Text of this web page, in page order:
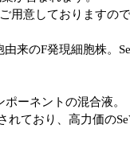
用意しておりますの
来のF発現細胞株。
ーネントの混合液。
ており、高力価の